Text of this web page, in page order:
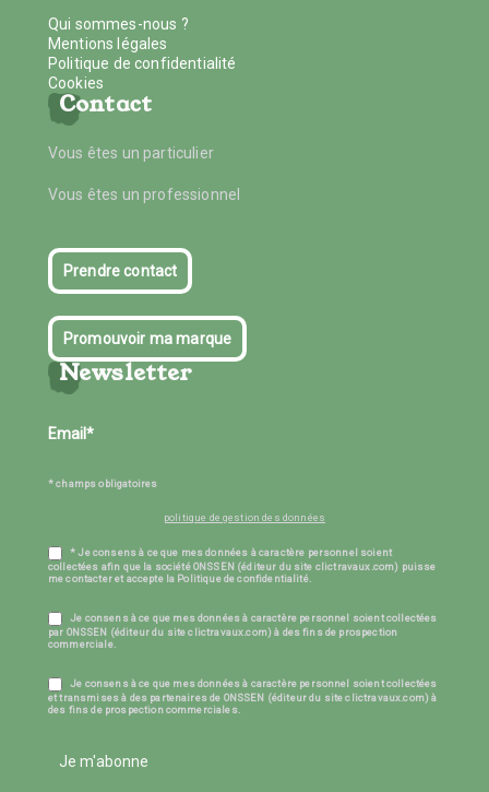
Qui sommes-nous ?
Mentions légales
Politique de confidentialité
Cookies
Contact
Vous êtes un particulier
Vous êtes un professionnel
Prendre contact
Promouvoir ma marque
Newsletter
* champs obligatoires
politique de gestion des données
* Je consens à ce que mes données à caractère personnel soient
collectées afin que la société ONSSEN (éditeur du site clictravaux.com) puisse
me contacter et accepte la Politique de confidentialité.
Je consens à ce que mes données à caractère personnel soient collectées
par ONSSEN (éditeur du site clictravaux.com) à des fins de prospection
commerciale.
Je consens à ce que mes données à caractère personnel soient collectées
et transmises à des partenaires de ONSSEN (éditeur du site clictravaux.com) à
des fins de prospection commerciales.
Je m'abonne